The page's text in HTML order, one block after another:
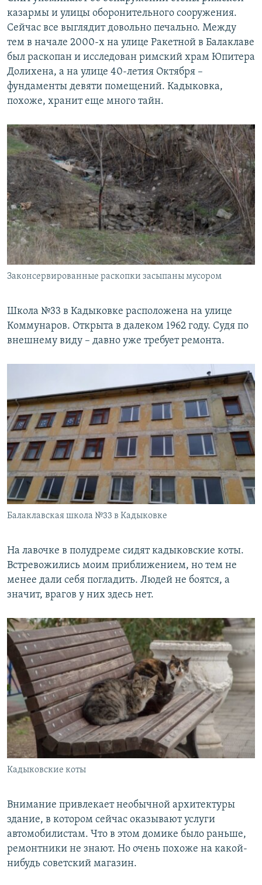
казармы и улицы оборонительного сооружения.
Сейчас все выглядит довольно печально. Между
тем в начале 2000-х на улице Ракетной в Балаклаве
был раскопан и исследован римский храм Юпитера
Долихена, а на улице 40-летия Октября –
фундаменты девяти помещений. Кадыковка,
похоже, хранит еще много тайн.
Законсервированные раскопки засыпаны мусором
Школа №33 в Кадыковке расположена на улице
Коммунаров. Открыта в далеком 1962 году. Судя по
внешнему виду – давно уже требует ремонта.
Балаклавская школа №33 в Кадыковке
На лавочке в полудреме сидят кадыковские коты.
Встревожились моим приближением, но тем не
менее дали себя погладить. Людей не боятся, а
значит, врагов у них здесь нет.
Кадыковские коты
Внимание привлекает необычной архитектуры
здание, в котором сейчас оказывают услуги
автомобилистам. Что в этом домике было раньше,
ремонтники не знают. Но очень похоже на какой-
нибудь советский магазин.